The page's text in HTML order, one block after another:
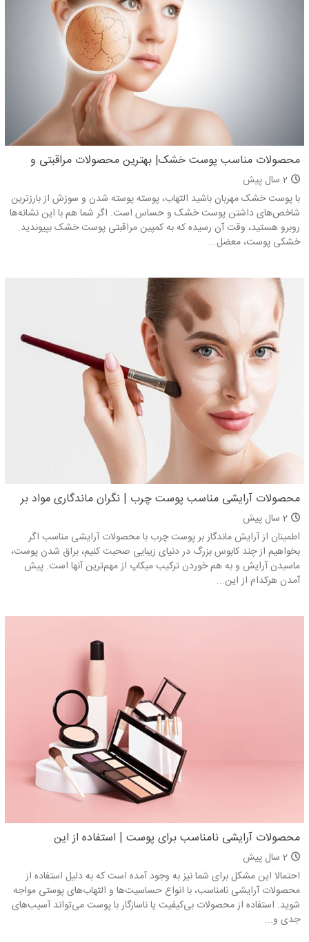
محصولات مناسب پوست خشک| بهترین محصولات مراقبتی و
آرایشی برای پوست خشک
2 سال پیش
با پوست خشک مهربان باشید التهاب، پوسته پوسته شدن و سوزش از بارزترین
شاخص‌های داشتن پوست خشک و حساس است. اگر شما هم با این نشانه‌ها
روبرو هستید، وقت آن رسیده که به کمپین مراقبتی پوست خشک بپیوندید.
خشکی پوست، معضل...
محصولات آرایشی مناسب پوست چرب | نگران ماندگاری مواد بر
روی پوست چرب نباشید
2 سال پیش
اطمینان از آرایش ماندگار بر پوست چرب با محصولات آرایشی مناسب اگر
بخواهیم از چند کابوس بزرگ در دنیای زیبایی صحبت کنیم، براق شدن پوست،
ماسیدن آرایش و به هم خوردن ترکیب میکاپ از مهم‌ترین آنها است. پیش
آمدن هرکدام از این...
محصولات آرایشی نامناسب برای پوست | استفاده از این
محصولات چه عوارضی دارد؟
2 سال پیش
احتمالا این مشکل برای شما نیز به وجود آمده است که به دلیل استفاده از
محصولات آرایشی نامناسب، با انواع حساسیت‌ها و التهاب‌های پوستی مواجه
شوید. استفاده از محصولات بی‌کیفیت یا ناسازگار با پوست می‌تواند آسیب‌های
جدی و...